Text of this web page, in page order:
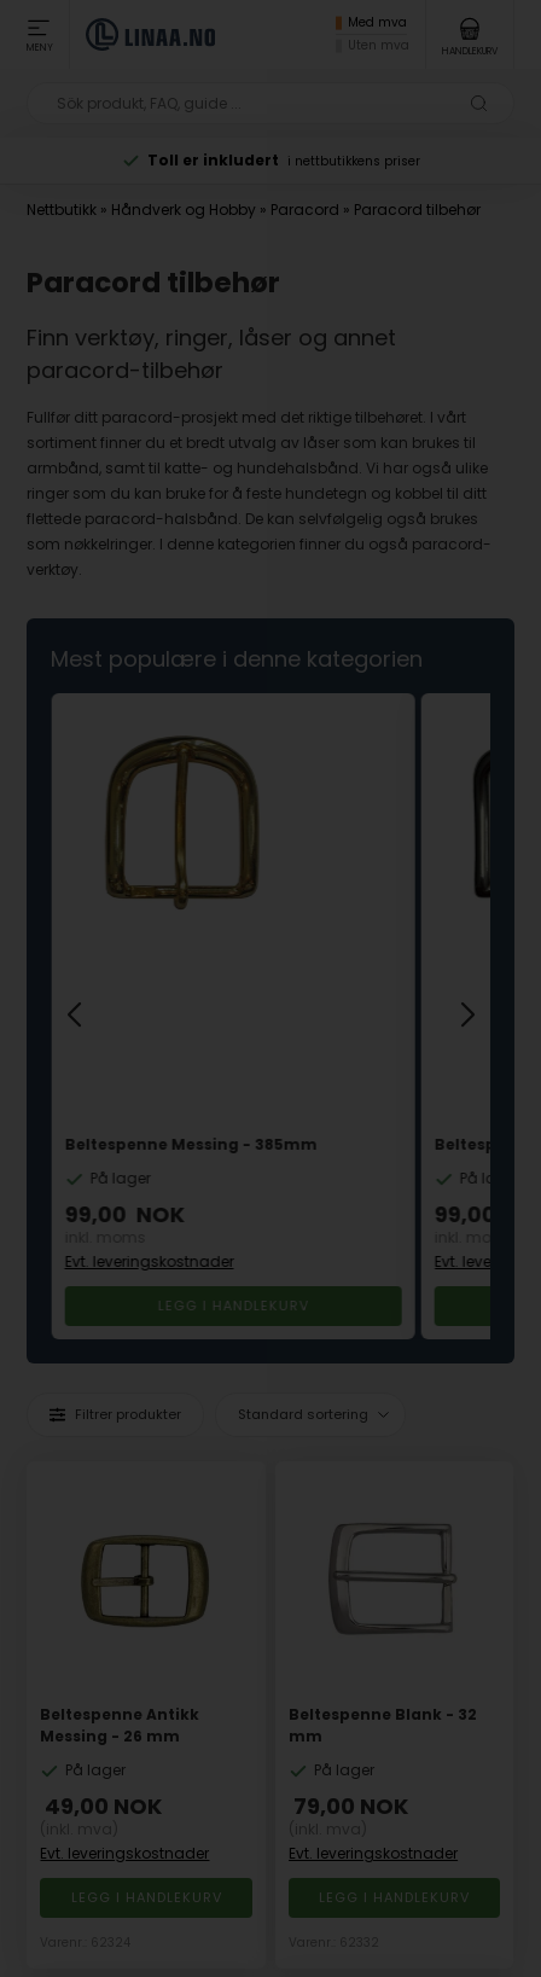
MENY
Med mva
Uten mva
HANDLEKURV
Toll er inkludert i nettbutikkens priser
Nettbutikk » Håndverk og Hobby » Paracord » Paracord tilbehør
Paracord tilbehør
Finn verktøy, ringer, låser og annet
paracord-tilbehør
Fullfør ditt paracord-prosjekt med det riktige tilbehøret. I vårt
sortiment finner du et bredt utvalg av låser som kan brukes til
armbånd, samt til katte- og hundehalsbånd. Vi har også ulike
ringer som du kan bruke for å feste hundetegn og kobbel til ditt
flettede paracord-halsbånd. De kan selvfølgelig også brukes
som nøkkelringer. I denne kategorien finner du også paracord-
verktøy.
Mest populære i denne kategorien
Beltespenne Messing - 385mm
På lager
99,00 NOK
Evt. leveringskostnader
På lager
99,00
Evt.
Filtrer produkter
Beltespenne Antikk
Messing - 26 mm
På lager
49,00 NOK
Evt. leveringskostnader
Beltespenne Blank - 32
mm
På lager
79,00 NOK
Evt. leveringskostnader